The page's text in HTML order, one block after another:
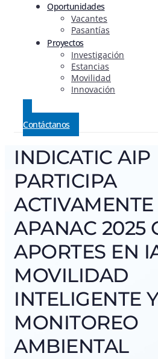
Oportunidades
Vacantes
Pasantías
Proyectos
Investigación
Estancias
Movilidad
Innovación
Contáctanos
INDICATIC AIP
PARTICIPA
ACTIVAMENTE
APANAC 2025
APORTES EN
MOVILIDAD
INTELIGENTE
MONITOREO
AMBIENTAL